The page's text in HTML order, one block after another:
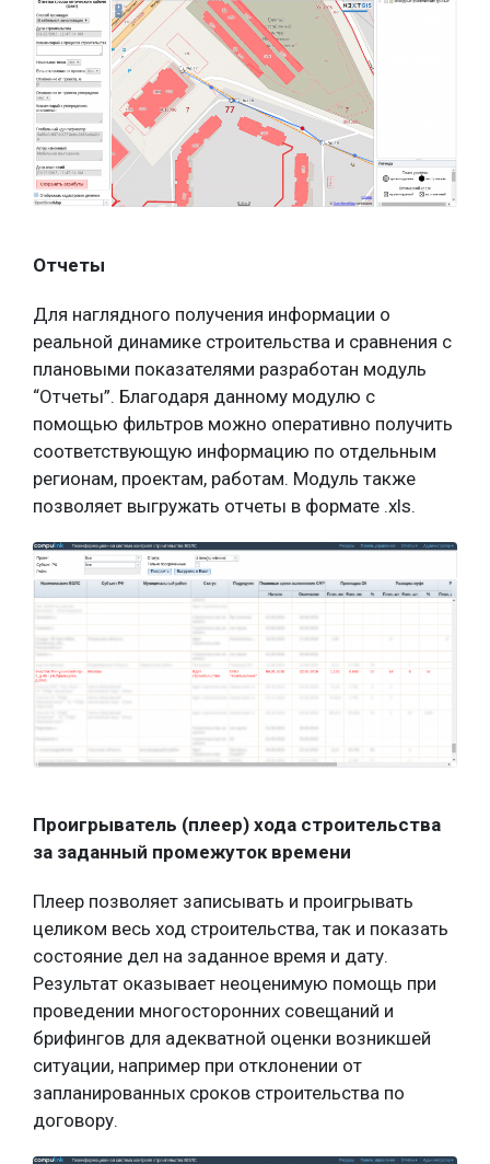
Отчеты
Для наглядного получения информации о
реальной динамике строительства и сравнения с
плановыми показателями разработан модуль
“Отчеты”. Благодаря данному модулю с
помощью фильтров можно оперативно получить
соответствующую информацию по отдельным
регионам, проектам, работам. Модуль также
позволяет выгружать отчеты в формате .xls.
Проигрыватель (плеер) хода строительства
за заданный промежуток времени
Плеер позволяет записывать и проигрывать
целиком весь ход строительства, так и показать
состояние дел на заданное время и дату.
Результат оказывает неоценимую помощь при
проведении многосторонних совещаний и
брифингов для адекватной оценки возникшей
ситуации, например при отклонении от
запланированных сроков строительства по
договору.